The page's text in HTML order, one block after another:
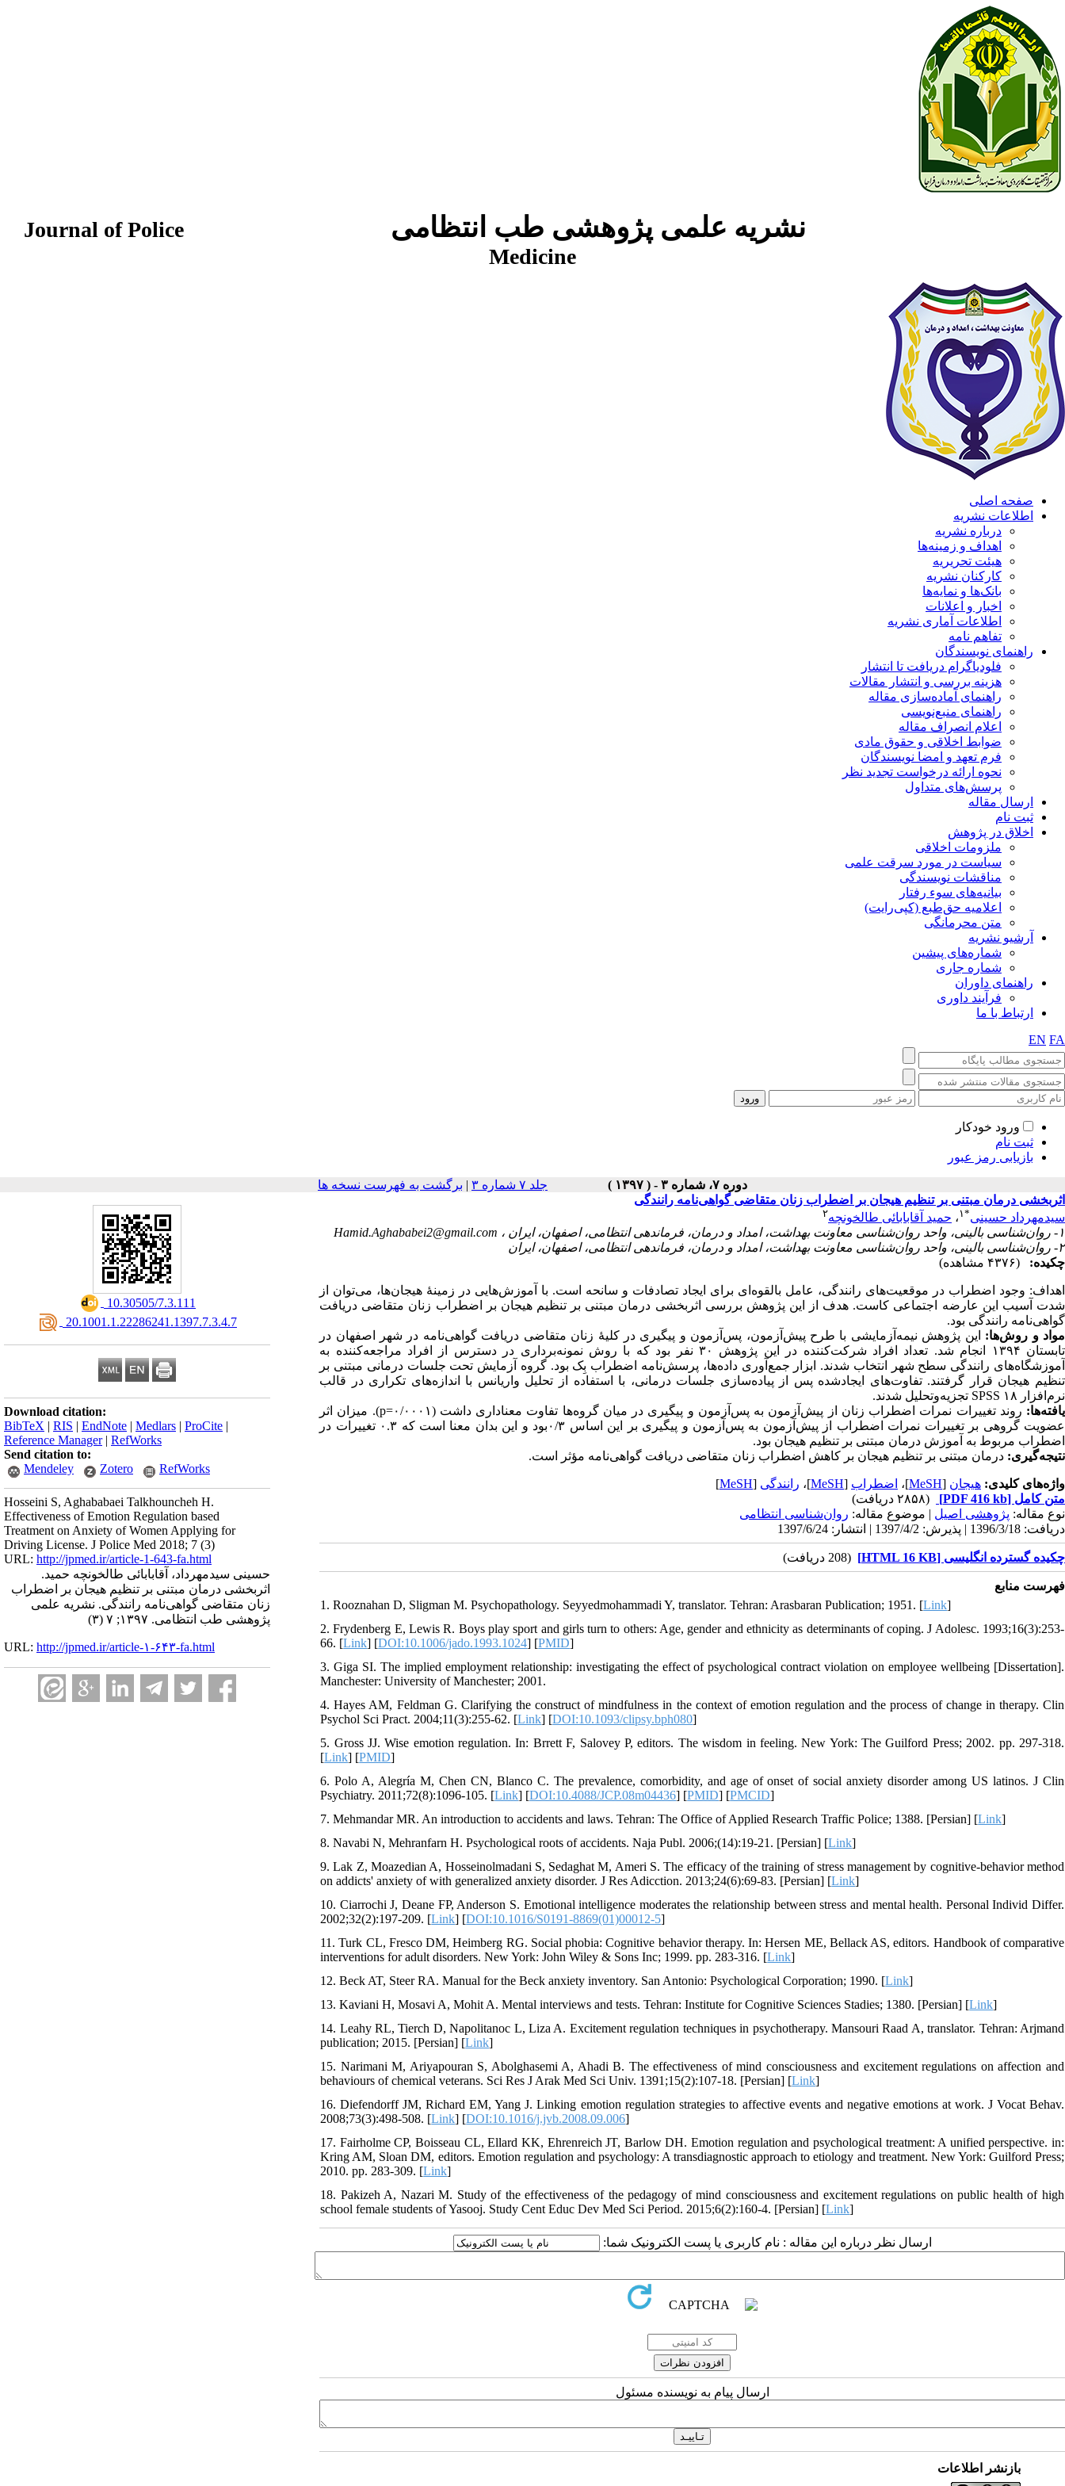
نشریه علمی پژوهشی طب انتظامی
Journal of Police
Medicine
صفحه اصلی
اطلاعات نشریه
درباره نشریه
اهداف و زمینه‌ها
هیئت تحریریه
کارکنان نشریه
بانک‌ها و نمایه‌ها
اخبار و اعلانات
اطلاعات آماری نشریه
تفاهم نامه
راهنمای نویسندگان
فلودیاگرام دریافت تا انتشار
هزینه بررسی و انتشار مقالات
راهنمای آماده‌سازی مقاله
راهنمای منبع‌نویسی
اعلام انصراف مقاله
ضوابط اخلاقی و حقوق مادی
فرم تعهد و امضا نویسندگان
نحوه ارائه درخواست تجدید نظر
پرسش‌های متداول
ارسال مقاله
ثبت نام
اخلاق در پژوهش
ملزومات اخلاقی
سیاست در مورد سرقت علمی
مناقشات نویسندگی
بیانیه‌های سوء رفتار
اعلامیه حق‌طبع (کپی‌رایت)
متن محرمانگی
آرشیو نشریه
شماره‌های پیشین
شماره جاری
راهنمای داوران
فرآیند داوری
ارتباط با ما
EN FA
ورود خودکار
ثبت نام
بازیابی رمز عبور
دوره ۷، شماره ۳ - ( ۱۳۹۷ ) جلد ۷ شماره ۳ | برگشت به فهرست نسخه ها
‎ 10.30505/7.3.111
‎ 20.1001.1.22286241.1397.7.3.4.7
Download citation:
BibTeX | RIS | EndNote | Medlars | ProCite |
Reference Manager| RefWorks
Send citation to:
Mendeley
Zotero RefWorks
Hosseini S, Aghababaei Talkhouncheh H.
Effectiveness of Emotion Regulation based
Treatment on Anxiety of Women Applying for
Driving License. J Police Med 2018; 7 (3)
URL: http://jpmed.ir/article-1-643-fa.html
حسینی سیدمهرداد، آقابابائی طالخونچه حمید.
اثربخشی درمان مبتنی بر تنظیم هیجان بر اضطراب
زنان متقاضی گواهی‌نامه رانندگی. نشریه علمی
پژوهشی طب انتظامی. ۱۳۹۷; ۷ (۳)
URL: http://jpmed.ir/article-۱-۶۴۳-fa.html
اثربخشی درمان مبتنی بر تنظیم هیجان بر اضطراب زنان متقاضی گواهی‌نامه رانندگی
سیدمهرداد حسینی*۱ ، حمید آقابابائی طالخونچه۲
۱- روان‌شناسی بالینی، واحد روان‌شناسی معاونت بهداشت، امداد و درمان، فرماندهی انتظامی، اصفهان، ایران ،
Hamid.Aghababei2@gmail.com
۲- روان‌شناسی بالینی، واحد روان‌شناسی معاونت بهداشت، امداد و درمان، فرماندهی انتظامی، اصفهان، ایران
چکیده:
(۴۳۷۶ مشاهده)
اهداف: وجود اضطراب در موقعیت‌های رانندگی، عامل بالقوه‌ای برای ایجاد تصادفات و سانحه است. با آموزش‌هایی در زمینهٔ هیجان‌ها، می‌توان از
شدت آسیب این عارضه اجتماعی کاست. هدف از این پژوهش بررسی اثربخشی درمان مبتنی بر تنظیم هیجان بر اضطراب زنان متقاضی دریافت
گواهی‌نامه رانندگی بود.
مواد و روش‌ها: این پژوهش نیمه‌آزمایشی با طرح پیش‌آزمون، پس‌آزمون و پیگیری در کلیهٔ زنان متقاضی دریافت گواهی‌نامه در شهر اصفهان در
تابستان ۱۳۹۴ انجام شد. تعداد افراد شرکت‌کننده در این پژوهش ۳۰ نفر بود که با روش نمونه‌برداری در دسترس از افراد مراجعه‌کننده به
آموزشگاه‌های رانندگی سطح شهر انتخاب شدند. ابزار جمع‌آوری داده‌ها، پرسش‌نامه اضطراب بِک بود. گروه آزمایش تحت جلسات درمانی مبتنی بر
تنظیم هیجان قرار گرفتند. تفاوت‌های ایجادشده پس از پیاده‌سازی جلسات درمانی، با استفاده از تحلیل واریانس با اندازه‌‌های تکراری در قالب
نرم‌افزار SPSS ۱۸ تجزیه‌وتحلیل شدند.
یافته‌ها: روند تغییرات نمرات اضطراب زنان از پیش‌آزمون به پس‌آزمون و پیگیری در میان گروه‌ها تفاوت معناداری داشت (۰/۰۰۰۱= p). میزان اثر
عضویت گروهی بر تغییرات نمرات اضطراب از پیش‌آزمون به پس‌آزمون و پیگیری بر این اساس ۰/۳بود و این بدان معنا است که ۰.۳ تغییرات در
اضطراب مربوط به آموزش درمان مبتنی بر تنظیم هیجان بود.
نتیجه‌گیری: درمان مبتنی بر تنظیم هیجان بر کاهش اضطراب زنان متقاضی دریافت گواهی‌نامه مؤثر است.
واژه‌های کلیدی: هیجان [
MeSH]، اضطراب [
MeSH]، رانندگی [
MeSH
]
متن کامل [PDF 416 kb]
(۲۸۵۸ دریافت)
نوع مقاله: پژوهشی اصيل | موضوع مقاله: روان‌شناسی انتظامی
دریافت: 1396/3/18 | پذیرش: 1397/4/2 | انتشار: 1397/6/24
چکیده گسترده انگلیسی [HTML 16 KB] (208 دریافت)
فهرست منابع
1. Rooznahan D, Sligman M. Psychopathology. Seyyedmohammadi Y, translator. Tehran: Arasbaran Publication; 1951. [Link]
2. Frydenberg E, Lewis R. Boys play sport and girls turn to others: Age, gender and ethnicity as determinants of coping. J Adolesc. 1993;16(3):253-
66. [Link] [DOI:10.1006/jado.1993.1024] [PMID]
3. Giga SI. The implied employment relationship: investigating the effect of psychological contract violation on employee wellbeing [Dissertation].
Manchester: University of Manchester; 2001.
4. Hayes AM, Feldman G. Clarifying the construct of mindfulness in the context of emotion regulation and the process of change in therapy. Clin
Psychol Sci Pract. 2004;11(3):255-62. [Link] [DOI:10.1093/clipsy.bph080]
5. Gross JJ. Wise emotion regulation. In: Brrett F, Salovey P, editors. The wisdom in feeling. New York: The Guilford Press; 2002. pp. 297-318.
[Link] [PMID]
6. Polo A, Alegría M, Chen CN, Blanco C. The prevalence, comorbidity, and age of onset of social anxiety disorder among US latinos. J Clin
Psychiatry. 2011;72(8):1096-105. [Link] [DOI:10.4088/JCP.08m04436] [PMID] [PMCID]
7. Mehmandar MR. An introduction to accidents and laws. Tehran: The Office of Applied Research Traffic Police; 1388. [Persian] [Link]
8. Navabi N, Mehranfarn H. Psychological roots of accidents. Naja Publ. 2006;(14):19-21. [Persian] [Link]
9. Lak Z, Moazedian A, Hosseinolmadani S, Sedaghat M, Ameri S. The efficacy of the training of stress management by cognitive-behavior method
on addicts' anxiety of with generalized anxiety disorder. J Res Adicction. 2013;24(6):69-83. [Persian] [Link]
10. Ciarrochi J, Deane FP, Anderson S. Emotional intelligence moderates the relationship between stress and mental health. Personal Individ Differ.
2002;32(2):197-209. [Link] [DOI:10.1016/S0191-8869(01)00012-5]
11. Turk CL, Fresco DM, Heimberg RG. Social phobia: Cognitive behavior therapy. In: Hersen ME, Bellack AS, editors. Handbook of comparative
interventions for adult disorders. New York: John Wiley & Sons Inc; 1999. pp. 283-316. [Link]
12. Beck AT, Steer RA. Manual for the Beck anxiety inventory. San Antonio: Psychological Corporation; 1990. [Link]
13. Kaviani H, Mosavi A, Mohit A. Mental interviews and tests. Tehran: Institute for Cognitive Sciences Stadies; 1380. [Persian] [Link]
14. Leahy RL, Tierch D, Napolitanoc L, Liza A. Excitement regulation techniques in psychotherapy. Mansouri Raad A, translator. Tehran: Arjmand
publication; 2015. [Persian] [Link]
15. Narimani M, Ariyapouran S, Abolghasemi A, Ahadi B. The effectiveness of mind consciousness and excitement regulations on affection and
behaviours of chemical veterans. Sci Res J Arak Med Sci Univ. 1391;15(2):107-18. [Persian] [Link]
16. Diefendorff JM, Richard EM, Yang J. Linking emotion regulation strategies to affective events and negative emotions at work. J Vocat Behav.
2008;73(3):498-508. [Link] [DOI:10.1016/j.jvb.2008.09.006]
17. Fairholme CP, Boisseau CL, Ellard KK, Ehrenreich JT, Barlow DH. Emotion regulation and psychological treatment: A unified perspective. in:
Kring AM, Sloan DM, editors. Emotion regulation and psychology: A transdiagnostic approach to etiology and treatment. New York: Guilford Press;
2010. pp. 283-309. [Link]
18. Pakizeh A, Nazari M. Study of the effectiveness of the pedagogy of mind consciousness and excitement regulations on public health of high
school female students of Yasooj. Study Cent Educ Dev Med Sci Period. 2015;6(2):160-4. [Persian] [Link]
ارسال نظر درباره این مقاله : نام کاربری یا پست الکترونیک شما:
ارسال پیام به نویسنده مسئول
بازنشر اطلاعات